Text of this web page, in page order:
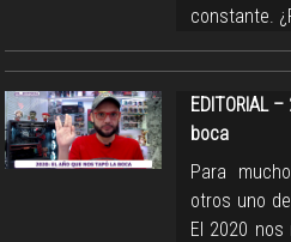
constante.
EDITORIAL
boca
Para
otros uno
El 2020